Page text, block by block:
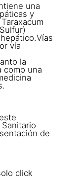
una
y
vía
la
como una
de
click